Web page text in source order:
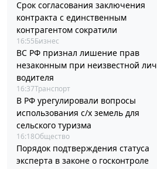
Срок согласования заключения
контракта с единственным
контрагентом сократили
16:55Бизнес
ВС РФ признал лишение прав
незаконным при неизвестной
водителя
16:37Транспорт
В РФ урегулировали вопросы
использования с/х земель для
сельского туризма
16:18Общество
Порядок подтверждения статуса
эксперта в законе о госконтроле